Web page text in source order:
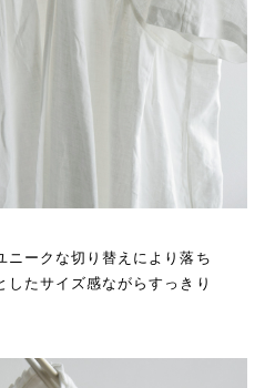
ニークな切り替えにより落ち
たサイズ感ながらすっきり